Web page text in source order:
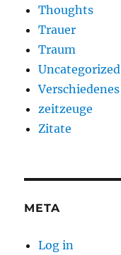
Thoughts
Trauer
Traum
Uncategorized
Verschiedenes
zeitzeuge
Zitate
META
Log in